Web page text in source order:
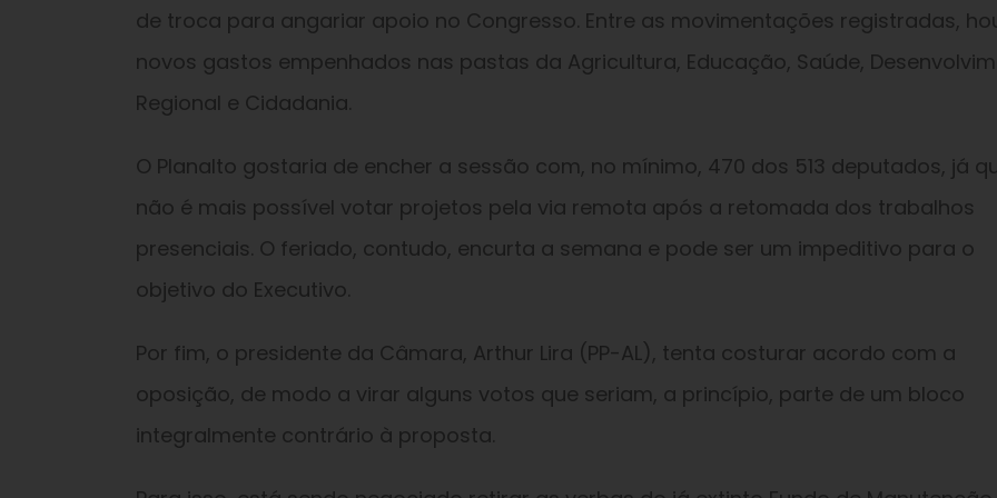
de troca para angariar apoio no Congresso. Entre as movimentações registradas,
novos gastos empenhados nas pastas da Agricultura, Educação, Saúde,
Regional e Cidadania.
O Planalto gostaria de encher a sessão com, no mínimo, 470 dos 513 deputados, já
não é mais possível votar projetos pela via remota após a retomada dos trabalhos
presenciais. O feriado, contudo, encurta a semana e pode ser um impeditivo para o
objetivo do Executivo.
Por fim, o presidente da Câmara, Arthur Lira (PP-AL), tenta costurar acordo com a
oposição, de modo a virar alguns votos que seriam, a princípio, parte de um bloco
integralmente contrário à proposta.